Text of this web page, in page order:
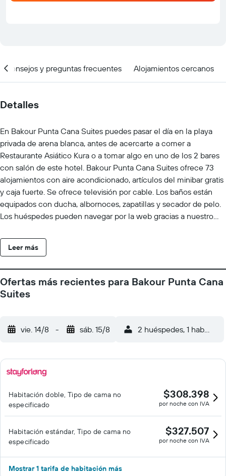
Consejos y preguntas frecuentes Alojamientos cercanos
Detalles
En Bakour Punta Cana Suites puedes pasar el día en la playa
privada de arena blanca, antes de acercarte a comer a
Restaurante Asiático Kura o a tomar algo en uno de los 2 bares
con salón de este hotel. Bakour Punta Cana Suites ofrece 73
alojamientos con aire acondicionado, artículos del minibar gratis
y caja fuerte. Se ofrece televisión por cable. Los baños están
equipados con ducha, albornoces, zapatillas y secador de pelo.
Los huéspedes pueden navegar por la web gracias a nuestro
o 2 personas, o hasta 6 dispositivos)). Los servicios para las
personas de negocios incluyen escritorio y teléfono. Se ofrece
de cama hipoalergénicos. Los servicios de ocio y esparcimiento
en este hotel incluyen una playa privada, una piscina al aire libre
Leer más
Ofertas más recientes para Bakour Punta Cana
Suites
vie. 14/8 - sáb. 15/8 2 huéspedes, 1
Habitación doble, Tipo de cama no
especificado
$308.398
por noche con IVA
Habitación estándar, Tipo de cama no
especificado
$327.507
por noche con IVA
Mostrar 1 tarifa de habitación más